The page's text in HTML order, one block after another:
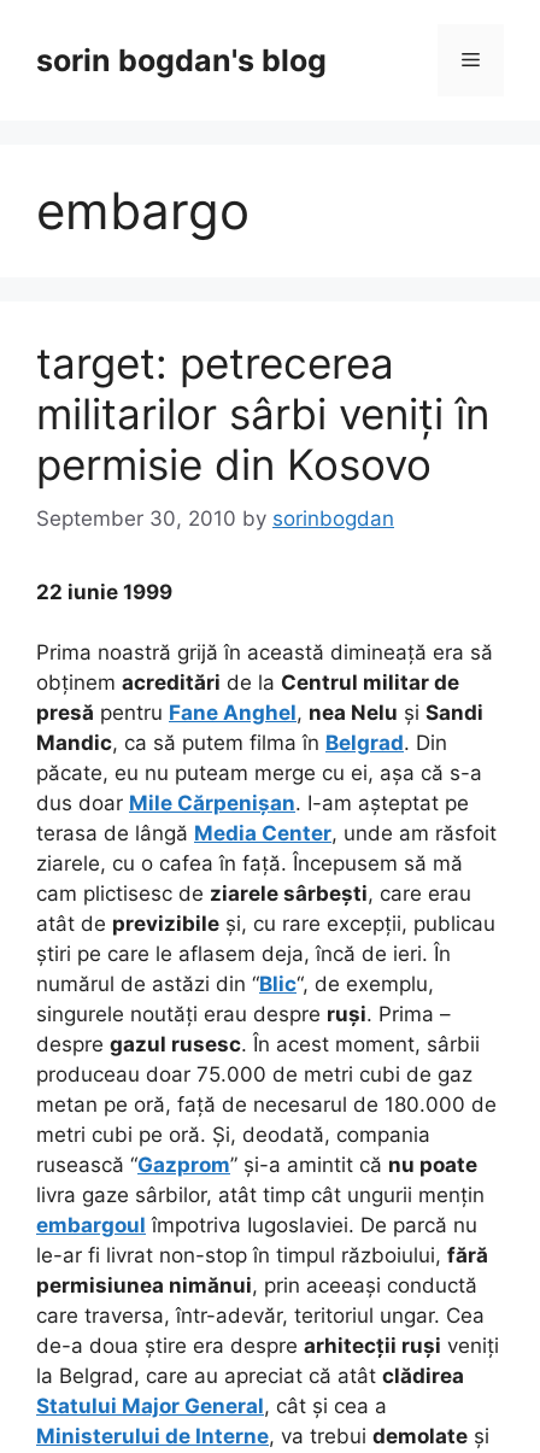
contentsorin bogdan's blog Menu
embargo
target: petrecerea
militarilor sârbi veniți în
permisie din Kosovo
September 30, 2010 by sorinbogdan
22 iunie 1999
Prima noastră grijă în această dimineață era să
obținem acreditări de la Centrul militar de
presă pentru Fane Anghel, nea Nelu și Sandi
Mandic, ca să putem filma în Belgrad. Din
păcate, eu nu puteam merge cu ei, așa că s-a
dus doar Mile Cărpenișan. I-am așteptat pe
terasa de lângă Media Center, unde am răsfoit
ziarele, cu o cafea în față. Începusem să mă
cam plictisesc de ziarele sârbești, care erau
atât de previzibile și, cu rare excepții, publicau
știri pe care le aflasem deja, încă de ieri. În
numărul de astăzi din “Blic“, de exemplu,
singurele noutăți erau despre ruși. Prima –
despre gazul rusesc. În acest moment, sârbii
produceau doar 75.000 de metri cubi de gaz
metan pe oră, față de necesarul de 180.000 de
metri cubi pe oră. Și, deodată, compania
rusească “Gazprom” și-a amintit că nu poate
livra gaze sârbilor, atât timp cât ungurii mențin
embargoul împotriva Iugoslaviei. De parcă nu
le-ar fi livrat non-stop în timpul războiului, fără
permisiunea nimănui, prin aceeași conductă
care traversa, într-adevăr, teritoriul ungar. Cea
de-a doua știre era despre arhitecții ruși veniți
la Belgrad, care au apreciat că atât clădirea
Statului Major General, cât și cea a
Ministerului de Interne, va trebui demolate și